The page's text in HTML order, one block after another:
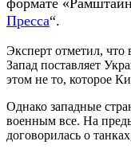
Пресса“.
Эксперт отметил,
Запад поставляет
этом не то, которое
Однако западные
военным все. На
договорилась о